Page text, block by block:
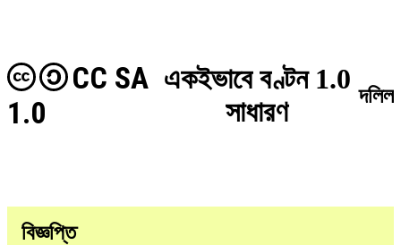
একইভাবে বণ্টন 1.0
সাধারণ
CC SA
1.0
দলিল
বিজ্ঞপ্তি